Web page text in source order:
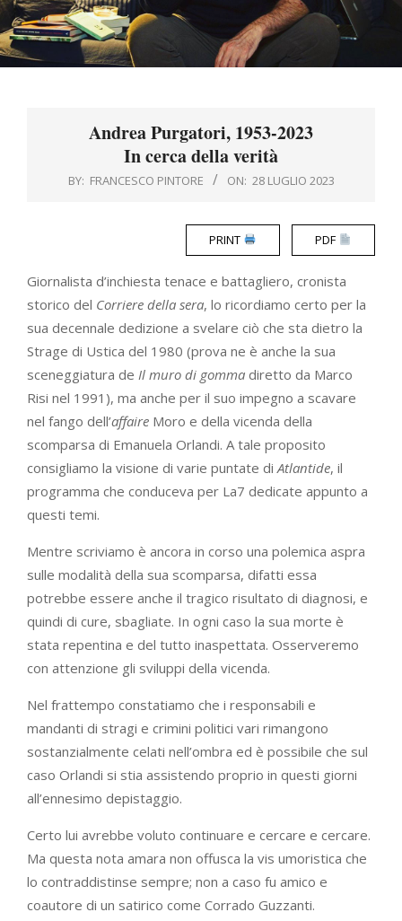
Andrea Purgatori, 1953-2023
In cerca della verità
BY: FRANCESCO PINTORE ON: 28 LUGLIO 2023
PRINT PDF
Giornalista d’inchiesta tenace e battagliero, cronista
storico del Corriere della sera, lo ricordiamo certo per la
sua decennale dedizione a svelare ciò che sta dietro la
Strage di Ustica del 1980 (prova ne è anche la sua
sceneggiatura de Il muro di gomma diretto da Marco
Risi nel 1991), ma anche per il suo impegno a scavare
nel fango dell’affaire Moro e della vicenda della
scomparsa di Emanuela Orlandi. A tale proposito
consigliamo la visione di varie puntate di Atlantide, il
programma che conduceva per La7 dedicate appunto a
questi temi.
Mentre scriviamo è ancora in corso una polemica aspra
sulle modalità della sua scomparsa, difatti essa
potrebbe essere anche il tragico risultato di diagnosi, e
quindi di cure, sbagliate. In ogni caso la sua morte è
stata repentina e del tutto inaspettata. Osserveremo
con attenzione gli sviluppi della vicenda.
Nel frattempo constatiamo che i responsabili e
mandanti di stragi e crimini politici vari rimangono
sostanzialmente celati nell’ombra ed è possibile che sul
caso Orlandi si stia assistendo proprio in questi giorni
all’ennesimo depistaggio.
Certo lui avrebbe voluto continuare e cercare e cercare.
Ma questa nota amara non offusca la vis umoristica che
lo contraddistinse sempre; non a caso fu amico e
coautore di un satirico come Corrado Guzzanti.